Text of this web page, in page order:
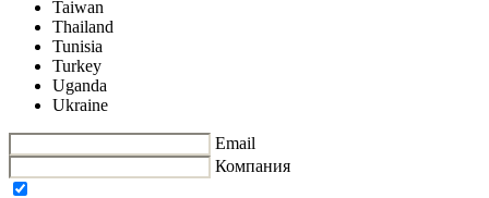
Taiwan
Thailand
Tunisia
Turkey
Uganda
Ukraine
Email
Компания